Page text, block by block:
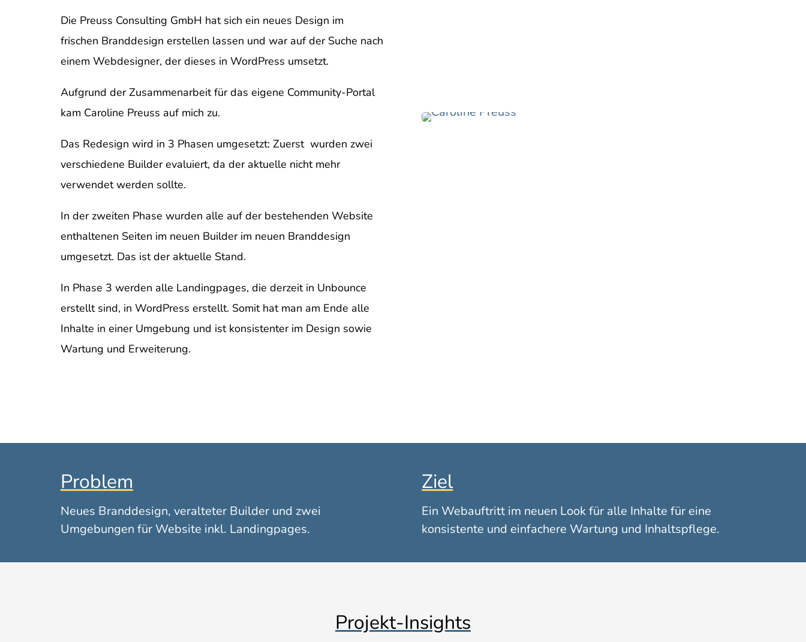
Die Preuss Consulting GmbH hat sich ein neues Design im
frischen Branddesign erstellen lassen und war auf der Suche nach
einem Webdesigner, der dieses in WordPress umsetzt.
Aufgrund der Zusammenarbeit für das eigene Community-Portal
kam Caroline Preuss auf mich zu.
Das Redesign wird in 3 Phasen umgesetzt: Zuerst wurden zwei
verschiedene Builder evaluiert, da der aktuelle nicht mehr
verwendet werden sollte.
In der zweiten Phase wurden alle auf der bestehenden Website
enthaltenen Seiten im neuen Builder im neuen Branddesign
umgesetzt. Das ist der aktuelle Stand.
In Phase 3 werden alle Landingpages, die derzeit in Unbounce
erstellt sind, in WordPress erstellt. Somit hat man am Ende alle
Inhalte in einer Umgebung und ist konsistenter im Design sowie
Wartung und Erweiterung.
Problem
Neues Branddesign, veralteter Builder und zwei
Umgebungen für Website inkl. Landingpages.
Ziel
Ein Webauftritt im neuen Look für alle Inhalte für eine
konsistente und einfachere Wartung und Inhaltspflege.
Projekt-Insights